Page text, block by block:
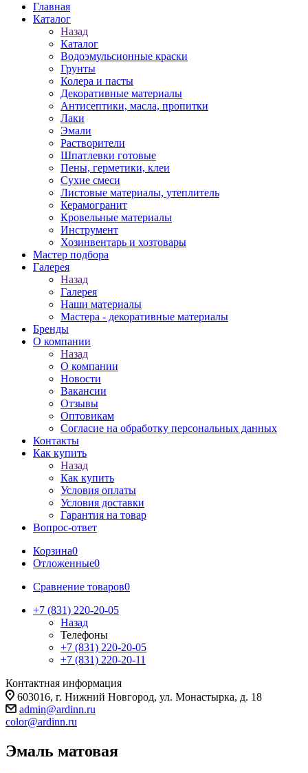
Главная
Каталог
Назад
Каталог
Водоэмульсионные краски
Грунты
Колера и пасты
Декоративные материалы
Антисептики, масла, пропитки
Лаки
Эмали
Растворители
Шпатлевки готовые
Пены, герметики, клеи
Сухие смеси
Листовые материалы, утеплитель
Керамогранит
Кровельные материалы
Инструмент
Хозинвентарь и хозтовары
Мастер подбора
Галерея
Назад
Галерея
Наши материалы
Мастера - декоративные материалы
Бренды
О компании
Назад
О компании
Новости
Вакансии
Отзывы
Оптовикам
Cогласие на обработку персональных данных
Контакты
Как купить
Назад
Как купить
Условия оплаты
Условия доставки
Гарантия на товар
Вопрос-ответ
Корзина0
Отложенные0
Сравнение товаров0
+7 (831) 220-20-05
Назад
Телефоны
+7 (831) 220-20-05
+7 (831) 220-20-11
Контактная информация
603016, г. Нижний Новгород, ул. Монастырка, д. 18
admin@ardinn.ru
color@ardinn.ru
Эмаль матовая